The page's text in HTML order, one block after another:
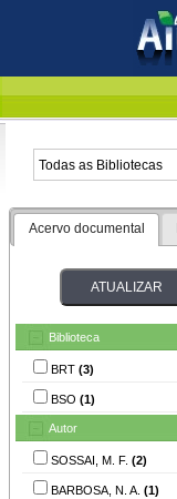
Acervo documental
Biblioteca
BRT (3)
BSO (1)
Autor
SOSSAI, M. F. (2)
BARBOSA, N. A. (1)